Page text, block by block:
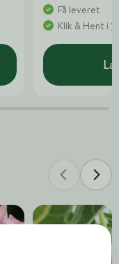
Få leveret
Klik & Hent i